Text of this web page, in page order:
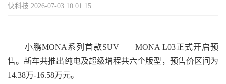
快科技 2026-07-03 10:01:15
小鹏MONA系列首款SUV——MONA L03正式开启预
售。新车共推出纯电及超级增程共六个版型，预售价区间为
14.38万-16.58万元。